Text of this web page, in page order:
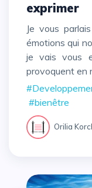
exprimer
Je vous
émotions qui
je vais vous
provoquent en
#bienêtre
Orilia